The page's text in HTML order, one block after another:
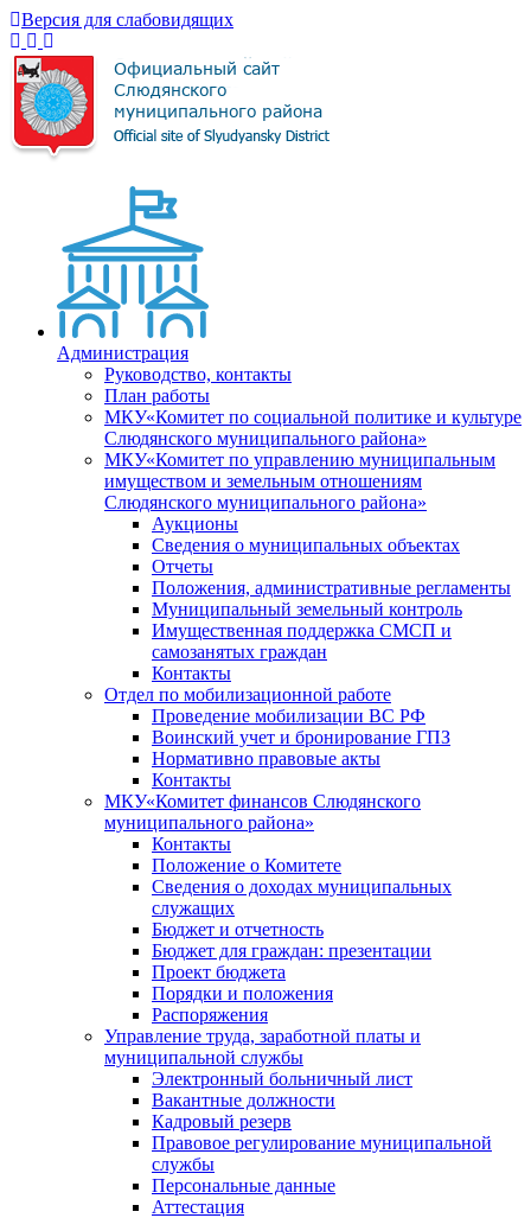
Версия для слабовидящих
Администрация
Руководство, контакты
План работы
МКУ«Комитет по социальной политике и культуре
Слюдянского муниципального района»
МКУ«Комитет по управлению муниципальным
имуществом и земельным отношениям
Слюдянского муниципального района»
Аукционы
Сведения о муниципальных объектах
Отчеты
Положения, административные регламенты
Муниципальный земельный контроль
Имущественная поддержка СМСП и
самозанятых граждан
Контакты
Отдел по мобилизационной работе
Проведение мобилизации ВС РФ
Воинский учет и бронирование ГПЗ
Нормативно правовые акты
Контакты
МКУ«Комитет финансов Слюдянского
муниципального района»
Контакты
Положение о Комитете
Сведения о доходах муниципальных
служащих
Бюджет и отчетность
Бюджет для граждан: презентации
Проект бюджета
Порядки и положения
Распоряжения
Управление труда, заработной платы и
муниципальной службы
Электронный больничный лист
Вакантные должности
Кадровый резерв
Правовое регулирование муниципальной
службы
Персональные данные
Аттестация